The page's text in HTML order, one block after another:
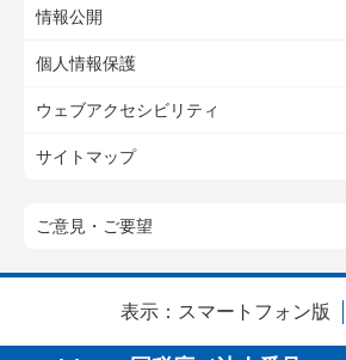
情報公開
個人情報保護
ウェブアクセシビリティ
サイトマップ
ご意見・ご要望
表示： スマートフォン版